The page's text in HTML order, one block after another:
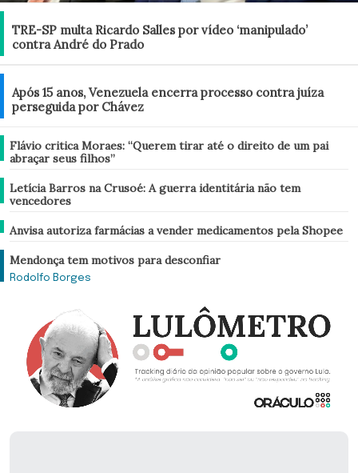
TRE-SP multa Ricardo Salles por vídeo ‘manipulado’
contra André do Prado
Após 15 anos, Venezuela encerra processo contra juíza
perseguida por Chávez
Brasil
Flávio critica Moraes: “Querem tirar até o direito de um pai
abraçar seus filhos”
Brasil
Letícia Barros na Crusoé: A guerra identitária não tem
vencedores
Brasil
Anvisa autoriza farmácias a vender medicamentos pela Shopee
Análise
Mendonça tem motivos para desconfiar
Rodolfo Borges